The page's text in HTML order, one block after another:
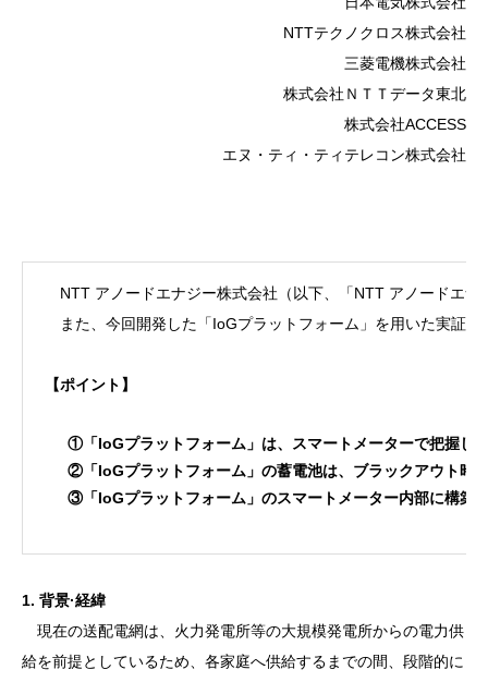
NTTテクノクロス株式会社
三菱電機株式会社
株式会社ＮＴＴデータ東北
株式会社ACCESS
エヌ・ティ・ティテレコン株式会社
NTT アノードエナジー株式会社（以下、「NTT アノードエナ
また、今回開発した「IoGプラットフォーム」を用いた実証
【ポイント】
①「IoGプラットフォーム」は、スマートメーターで把握し
②「IoGプラットフォーム」の蓄電池は、ブラックアウト時
③「IoGプラットフォーム」のスマートメーター内部に構築
1. 背景·経緯
現在の送配電網は、火力発電所等の大規模発電所からの電力供
給を前提としているため、各家庭へ供給するまでの間、段階的に